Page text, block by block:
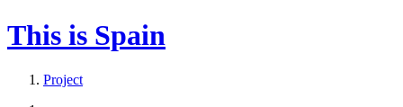
This is Spain
Project